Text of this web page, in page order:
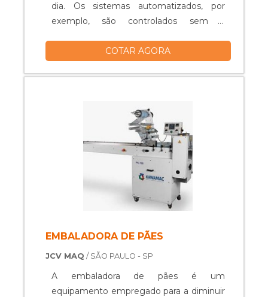
dia. Os sistemas automatizados, por
exemplo, são controlados sem a
facilita os modos de produção dos mais
empacotadora automática, um
significativamente a eficiência nas linhas
de fábricas, pois perm....
COTAR AGORA
EMBALADORA DE PÃES
JCV MAQ / SÃO PAULO - SP
A embaladora de pães é um
equipamento empregado para a diminuir